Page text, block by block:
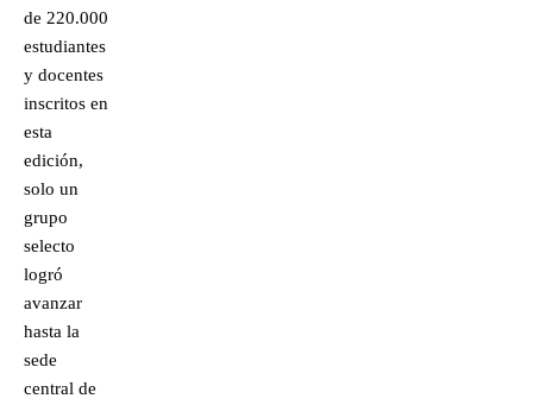
de 220.000
estudiantes
y docentes
inscritos en
esta
edición,
solo un
grupo
selecto
logró
avanzar
hasta la
sede
central de